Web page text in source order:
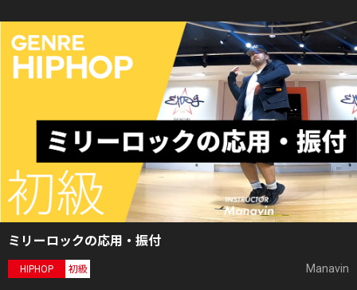
ミリーロックの応用・振付
HIPHOP 初級 Manavin